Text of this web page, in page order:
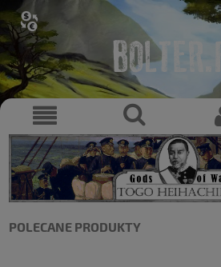
POLECANE PRODUKTY